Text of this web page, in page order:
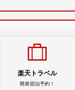
楽天トラベル
簡単宿泊予約！